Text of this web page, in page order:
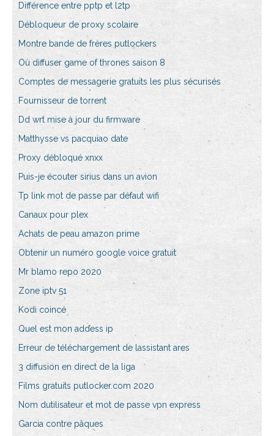
Différence entre pptp et l2tp
Débloqueur de proxy scolaire
Montre bande de frères putlockers
Où diffuser game of thrones saison 8
Comptes de messagerie gratuits les plus sécurisés
Fournisseur de torrent
Dd wrt mise à jour du firmware
Matthysse vs pacquiao date
Proxy débloqué xnxx
Puis-je écouter sirius dans un avion
Tp link mot de passe par défaut wifi
Canaux pour plex
Achats de peau amazon prime
Obtenir un numéro google voice gratuit
Mr blamo repo 2020
Zone iptv 51
Kodi coincé
Quel est mon addess ip
Erreur de téléchargement de lassistant ares
3 diffusion en direct de la liga
Films gratuits putlocker.com 2020
Nom dutilisateur et mot de passe vpn express
Garcia contre pâques